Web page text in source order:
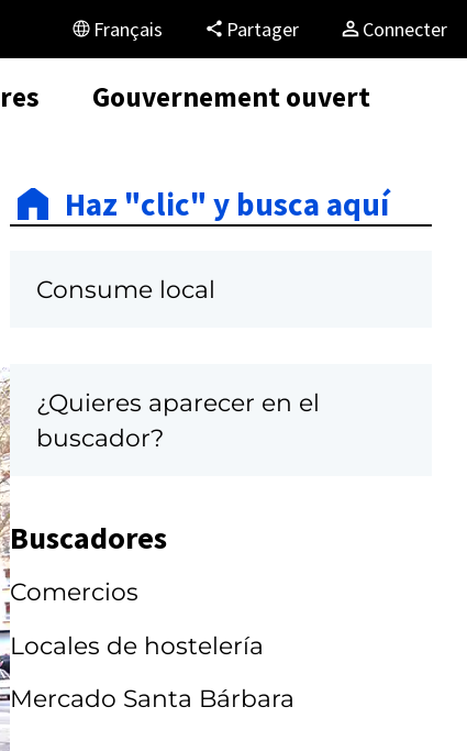
Français Partager Connecter
Gouvernement ouvert
C
a
r
r
u
s
e
l
Haz "clic" y busca aquí
Consume local
¿Quieres aparecer en el
buscador?
Buscadores
Comercios
Locales de hostelería
Mercado Santa Bárbara